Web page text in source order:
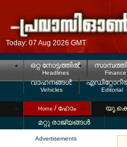
Today: 07 Aug 2026 GMT
ഒറ്റ നോട്ടത്തില്‍
Headlines Finance
വാഹനങ്ങള്‍
Vehicles Editorial
Home / ഹോം
മറ്റു രാജ്യങ്ങള്‍
Advertisements